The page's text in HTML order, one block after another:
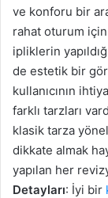
ve konforu bir
rahat oturum
ipliklerin
de estetik bir
kullanıcının
farklı tarzları
klasik tarza
dikkate almak
yapılan her
Detayları: İyi bir